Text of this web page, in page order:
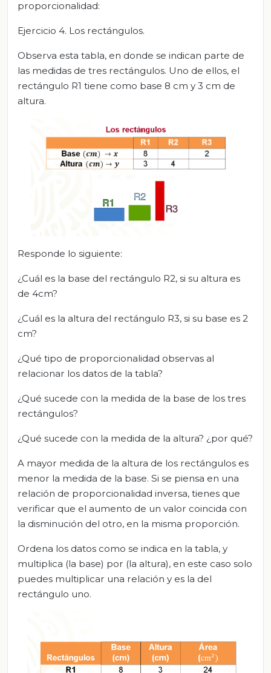
proporcionalidad:
Ejercicio 4. Los rectángulos.
Observa esta tabla, en donde se indican parte de
las medidas de tres rectángulos. Uno de ellos, el
rectángulo R1 tiene como base 8 cm y 3 cm de
altura.
Responde lo siguiente:
¿Cuál es la base del rectángulo R2, si su altura es
de 4cm?
¿Cuál es la altura del rectángulo R3, si su base es 2
cm?
¿Qué tipo de proporcionalidad observas al
relacionar los datos de la tabla?
¿Qué sucede con la medida de la base de los tres
rectángulos?
¿Qué sucede con la medida de la altura? ¿por qué?
A mayor medida de la altura de los rectángulos es
menor la medida de la base. Si se piensa en una
relación de proporcionalidad inversa, tienes que
verificar que el aumento de un valor coincida con
la disminución del otro, en la misma proporción.
Ordena los datos como se indica en la tabla, y
multiplica (la base) por (la altura), en este caso solo
puedes multiplicar una relación y es la del
rectángulo uno.